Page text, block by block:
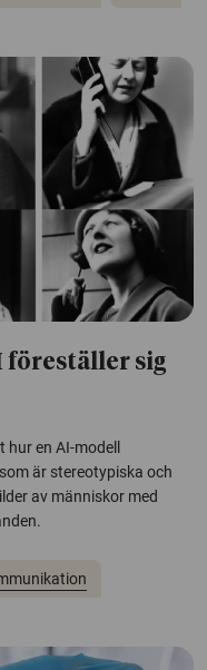
föreställer sig
en AI-modell
är stereotypiska och
av människor med